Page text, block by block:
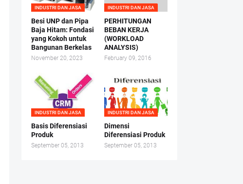
INDUSTRI DAN JASA
Besi UNP dan Pipa
Baja Hitam: Fondasi
yang Kokoh untuk
Bangunan Berkelas
November 20, 2023
INDUSTRI DAN JASA
PERHITUNGAN
BEBAN KERJA
(WORKLOAD
ANALYSIS)
February 09, 2016
INDUSTRI DAN JASA
Basis Diferensiasi
Produk
September 05, 2013
INDUSTRI DAN JASA
Dimensi
Diferensiasi Produk
September 05, 2013